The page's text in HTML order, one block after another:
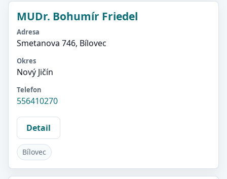
MUDr. Bohumír Friedel
Adresa
Smetanova 746, Bílovec
Okres
Nový Jičín
Telefon
556410270
Detail
Bílovec